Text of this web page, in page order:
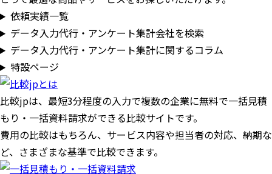
依頼実績一覧
データ入力代行・アンケート集計会社を検索
データ入力代行・アンケート集計に関するコラム
特設ページ
比較jpは、 最短3分程度の入力で複数の企業に無料で一括見積
もり・一括資料請求ができる比較サイトです。
費用の比較はもちろん、サービス内容や担当者の対応、納期な
ど、さまざまな基準で比較できます。